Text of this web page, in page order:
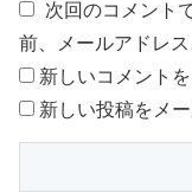
次回のコメント
前、メールアドレス
新しいコメント
新しい投稿をメ